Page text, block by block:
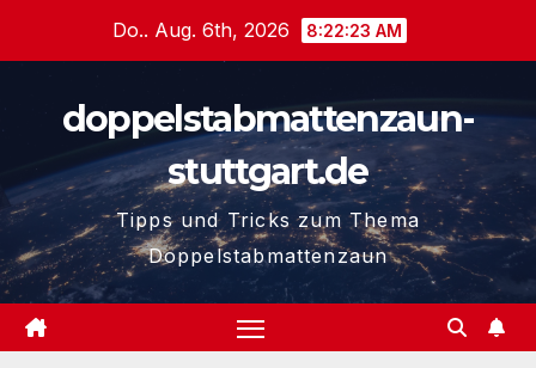
Do.. Aug. 6th, 2026 8:22:24 AM
doppelstabmattenzaun-
stuttgart.de
Tipps und Tricks zum Thema
Doppelstabmattenzaun